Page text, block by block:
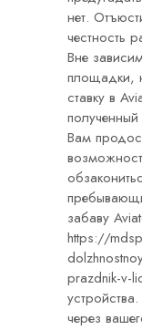
нет.
честность
Вне
площадки,
ставку в
Вам
забаву
https://
prazdnik-v-
через